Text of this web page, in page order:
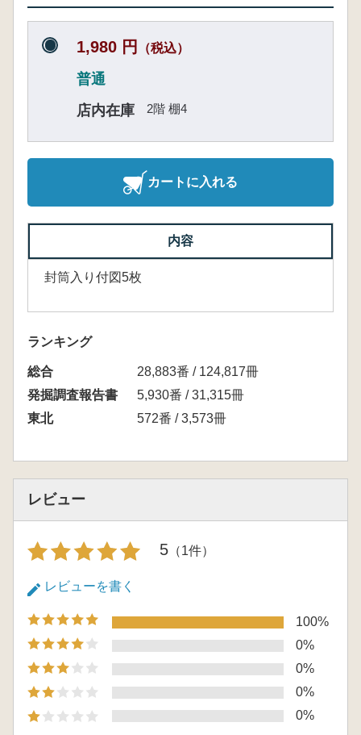
1,980 円 （税込）
普通
店内在庫
2階 棚4
カートに入れる
内容
封筒入り付図5枚
ランキング
総合
28,883番 / 124,817冊
発掘調査報告書
5,930番 / 31,315冊
東北
572番 / 3,573冊
レビュー
5 （1件）
レビューを書く
100%
0%
0%
0%
0%